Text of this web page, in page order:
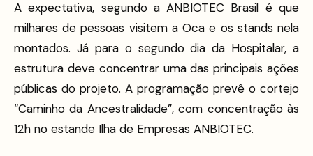
A expectativa, segundo a ANBIOTEC Brasil é que
milhares de pessoas visitem a Oca e os stands nela
montados. Já para o segundo dia da Hospitalar, a
estrutura deve concentrar uma das principais ações
públicas do projeto. A programação prevê o cortejo
“Caminho da Ancestralidade”, com concentração às
12h no estande Ilha de Empresas ANBIOTEC.